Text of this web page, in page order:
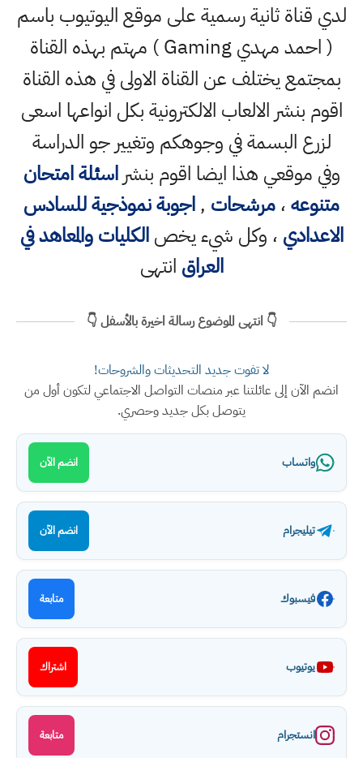
لدي قناة ثانية رسمية على موقع اليوتيوب باسم
( احمد مهدي Gaming ) مهتم بهذه القناة
بمجتمع يختلف عن القناة الاولى في هذه القناة
اقوم بنشر الالعاب الالكترونية بكل انواعها اسعى
لزرع البسمة في وجوهكم وتغيير جو الدراسة
وفي موقعي هذا ايضا اقوم بنشراسئلة امتحان
متنوعه،مرشحات ,اجوبة نموذجية للسادس
الاعدادي ، وكل شيء يخصالكليات والمعاهد في
العراق انتهى
👇 انتهى الموضوع رسالة اخيرة بالأسفل 👇
لا تفوت جديد التحديثات والشروحات!
انضم الآن إلى عائلتنا عبر منصات التواصل الاجتماعي لتكون أول من
يتوصل بكل جديد وحصري.
واتساب انضم الآن
تيليجرام انضم الآن
فيسبوك متابعة
يوتيوب اشتراك
انستجرام متابعة